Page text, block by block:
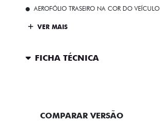
AEROFÓLIO TRASEIRO NA COR DO VEÍCULO
VER MAIS
FICHA TÉCNICA
COMPARAR VERSÃO